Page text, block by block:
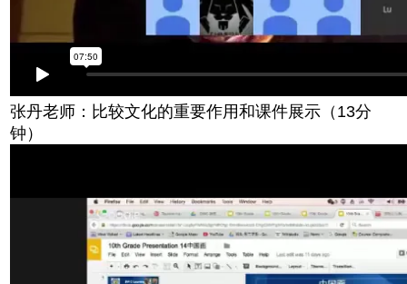
张丹老师：比较文化的重要作用和课件展示（13分
钟）